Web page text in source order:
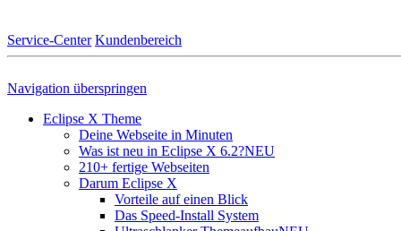
Service-Center Kundenbereich
Navigation überspringen
Eclipse X Theme
Deine Webseite in Minuten
Was ist neu in Eclipse X 6.2?NEU
210+ fertige Webseiten
Darum Eclipse X
Vorteile auf einen Blick
Das Speed-Install System